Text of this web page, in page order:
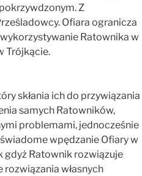
Z
Ofiara ogranicza
Ratownika w
Trójkącie.
skłania ich do przywiązania
samych Ratowników,
problemami, jednocześnie
wpędzanie Ofiary w
gdyż Ratownik rozwiązuje
własnych